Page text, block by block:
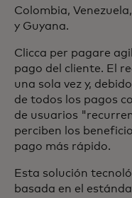
Colombia,
y Guyana.
Clicca per pagare
pago del cliente. El
una sola vez y,
de todos los pagos
de usuarios
perciben los
pago más rápido.
Esta solución
basada en el